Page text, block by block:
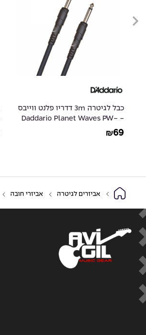
כבל לגיטרה 3m דדריו פלנט ווייבס
- Daddario Planet Waves PW-
CGT-10
₪69
אביזרים לגיטרה אביזרי חובה